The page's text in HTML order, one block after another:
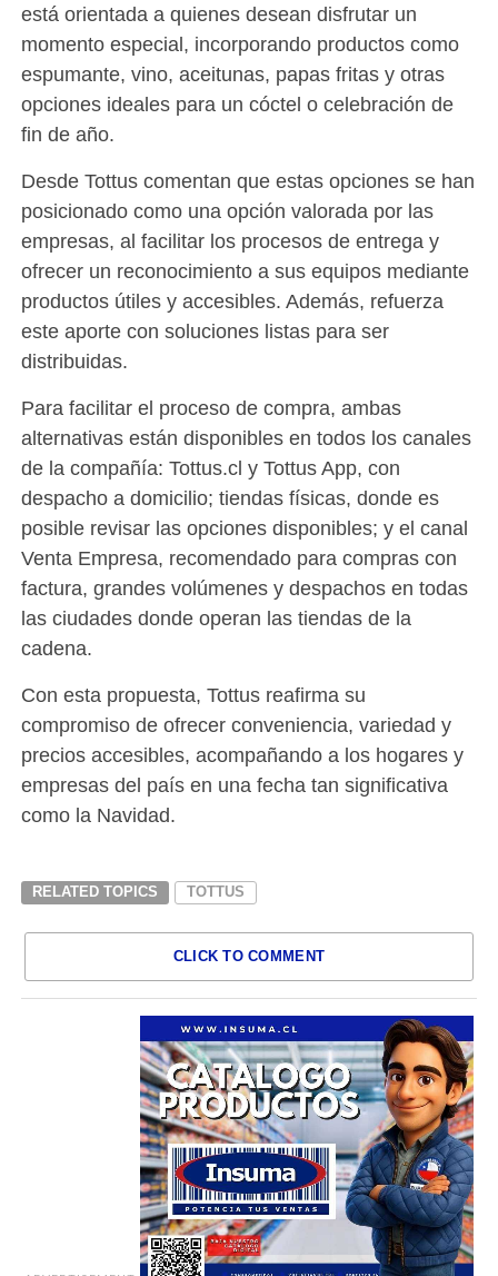
está orientada a quienes desean disfrutar un
momento especial, incorporando productos como
espumante, vino, aceitunas, papas fritas y otras
opciones ideales para un cóctel o celebración de
fin de año.
Desde Tottus comentan que estas opciones se han
posicionado como una opción valorada por las
empresas, al facilitar los procesos de entrega y
ofrecer un reconocimiento a sus equipos mediante
productos útiles y accesibles. Además, refuerza
este aporte con soluciones listas para ser
distribuidas.
Para facilitar el proceso de compra, ambas
alternativas están disponibles en todos los canales
de la compañía: Tottus.cl y Tottus App, con
despacho a domicilio; tiendas físicas, donde es
posible revisar las opciones disponibles; y el canal
Venta Empresa, recomendado para compras con
factura, grandes volúmenes y despachos en todas
las ciudades donde operan las tiendas de la
cadena.
Con esta propuesta, Tottus reafirma su
compromiso de ofrecer conveniencia, variedad y
precios accesibles, acompañando a los hogares y
empresas del país en una fecha tan significativa
como la Navidad.
RELATED TOPICS TOTTUS
CLICK TO COMMENT